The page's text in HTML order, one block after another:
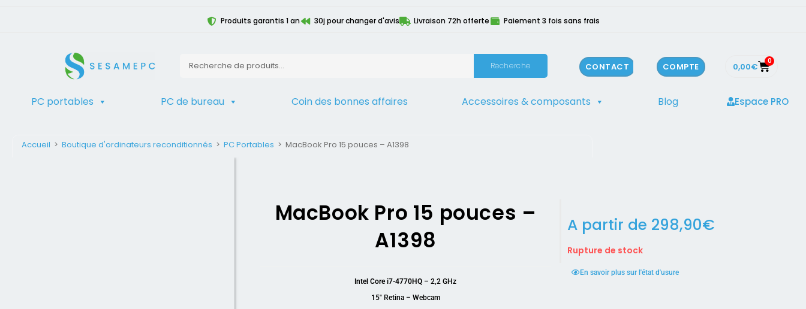
Produits garantis 1 an 30j pour changer d'avis Livraison 72h offerte Paiement 3 fois sans frais
Recherche CONTACT COMPTE 0,00€ 0
PC portables PC de bureau Coin des bonnes affaires Accessoires & composants Blog Espace PRO
Accueil > Boutique d'ordinateurs reconditionnés > PC Portables > MacBook Pro 15 pouces – A1398
MacBook Pro 15 pouces –
A1398
Intel Core i7-4770HQ – 2,2 GHz
15″ Retina – Webcam
A partir de 298,90€
Rupture de stock
En savoir plus sur l'état d'usure